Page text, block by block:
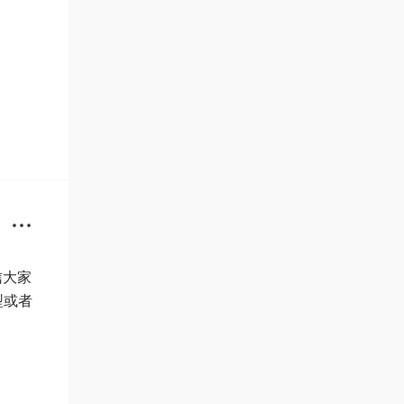
家
或者